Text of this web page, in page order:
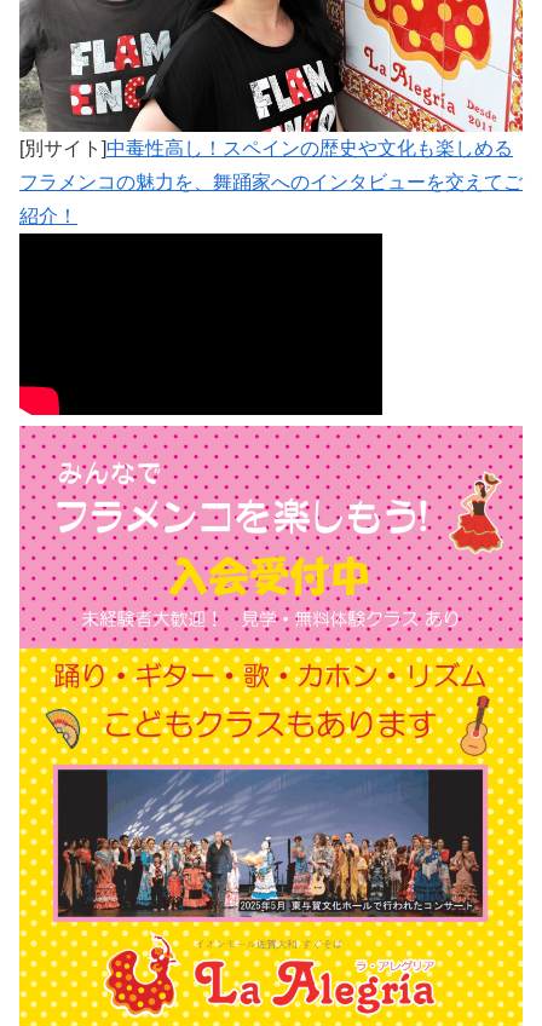
[別サイト]中毒性高し！スペインの歴史や文化も楽しめる
フラメンコの魅力を、舞踊家へのインタビューを交えてご
紹介！